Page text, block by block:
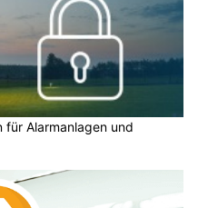
für Alarmanlagen und